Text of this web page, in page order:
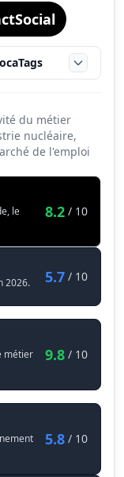
du métier
nucléaire,
de l'emploi
le
8.2 / 10
sûreté en
2026. 5.7 / 10
en industrie
métier
9.8 / 10
5.8 / 10